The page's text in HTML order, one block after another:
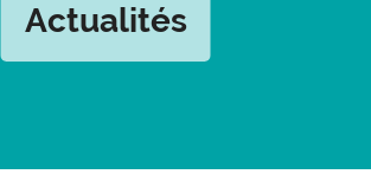
Actualités